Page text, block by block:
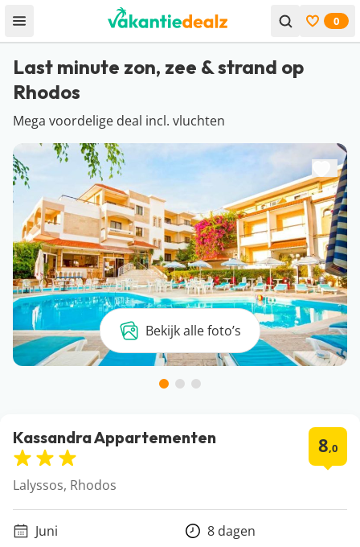
Open menu Bekijk
0
Last minute zon, zee & strand op
Rhodos
Mega voordelige deal incl. vluchten
Bekijk alle foto’s
Kassandra Appartementen 8,0
Lalyssos, Rhodos
Juni
8 dagen